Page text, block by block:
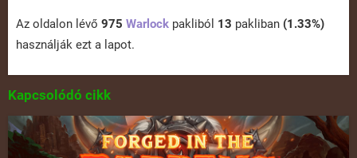
Az oldalon lévő 975 Warlock pakliból 13 pakliban (1.33%)
használják ezt a lapot.
Kapcsolódó cikk